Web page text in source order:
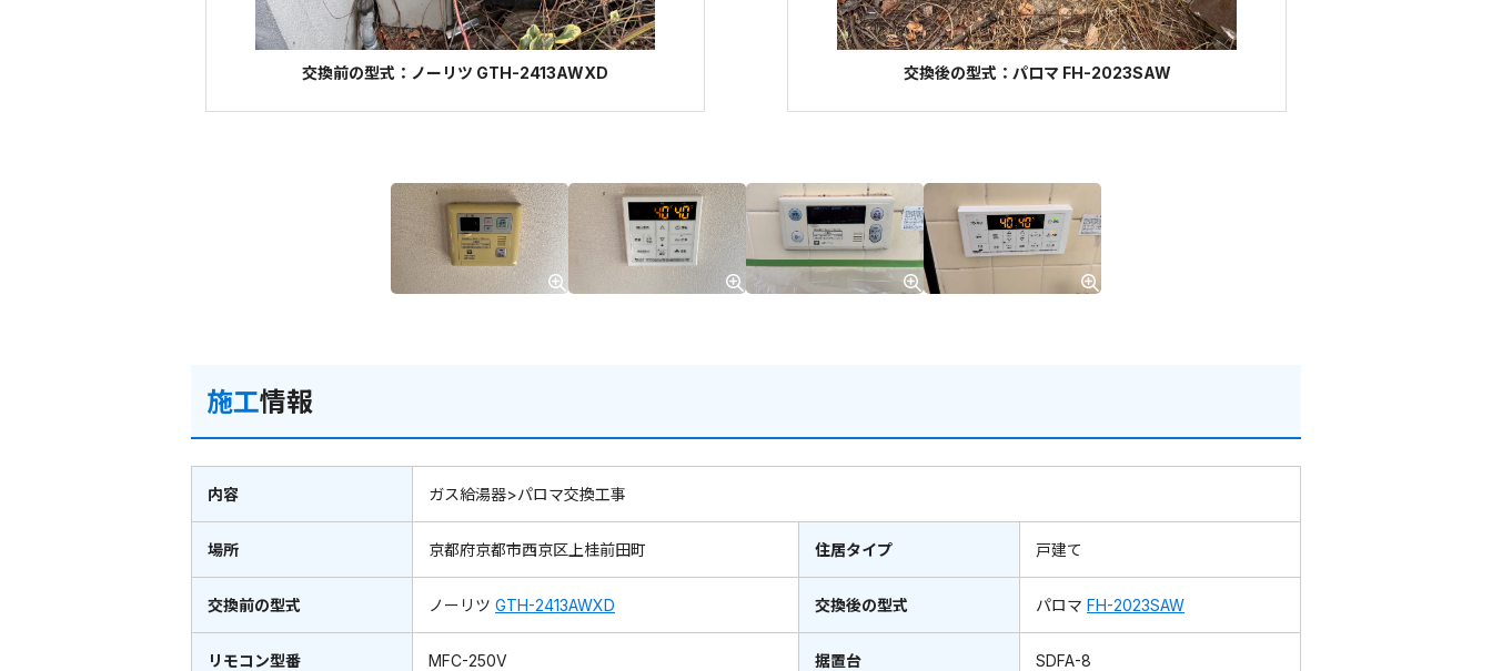
交換前の型式：ノーリツ GTH-2413AWXD 交換後の型式：パロマ FH-2023SAW
施工情報
内容 ガス給湯器>パロマ交換工事
場所 京都府京都市西京区上桂前田町 住居タイプ 戸建て
交換前の型式 ノーリツ GTH-2413AWXD 交換後の型式 パロマ FH-2023SAW
リモコン型番 MFC-250V 据置台 SDFA-8